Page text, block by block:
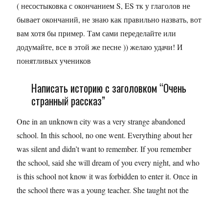
( несостыковка с окончанием S, ES тк у глаголов не
бывает окончаний, не знаю как правильно назвать, вот
вам хотя бы пример. Там сами переделайте или
додумайте, все в этой же песне )) желаю удачи! И
понятливых учеников
Написать историю с заголовком “Очень
странный рассказ”
One in an unknown city was a very strange abandoned
school. In this school, no one went. Everything about her
was silent and didn’t want to remember. If you remember
the school, said she will dream of you every night, and who
is this school not know it was forbidden to enter it. Once in
the school there was a young teacher. She taught not the